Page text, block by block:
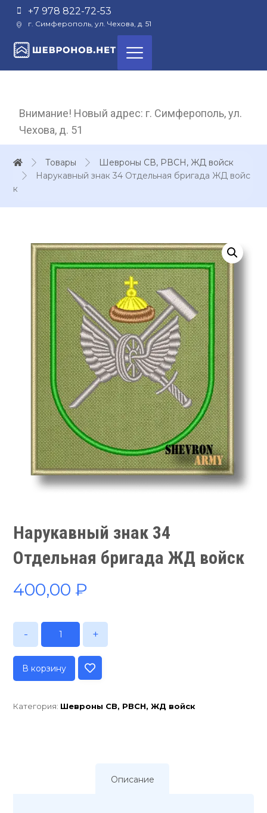
+7 978 822-72-53
г. Симферополь, ул. Чехова, д. 51
Внимание! Новый адрес: г. Симферополь, ул.
Чехова, д. 51
Товары
Шевроны СВ, РВСН, ЖД войск
Нарукавный знак 34 Отдельная бригада ЖД войс
к
Нарукавный знак 34
Отдельная бригада ЖД войск
400,00₽
- +
В корзину
Категория: Шевроны СВ, РВСН, ЖД войск
Описание